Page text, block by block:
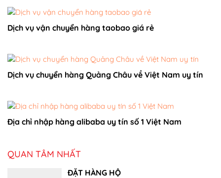
Dịch vụ vận chuyển hàng taobao giá rẻ
Dịch vụ chuyển hàng Quảng Châu về Việt Nam uy tín
Địa chỉ nhập hàng alibaba uy tín số 1 Việt Nam
QUAN TÂM NHẤT
ĐẶT HÀNG HỘ